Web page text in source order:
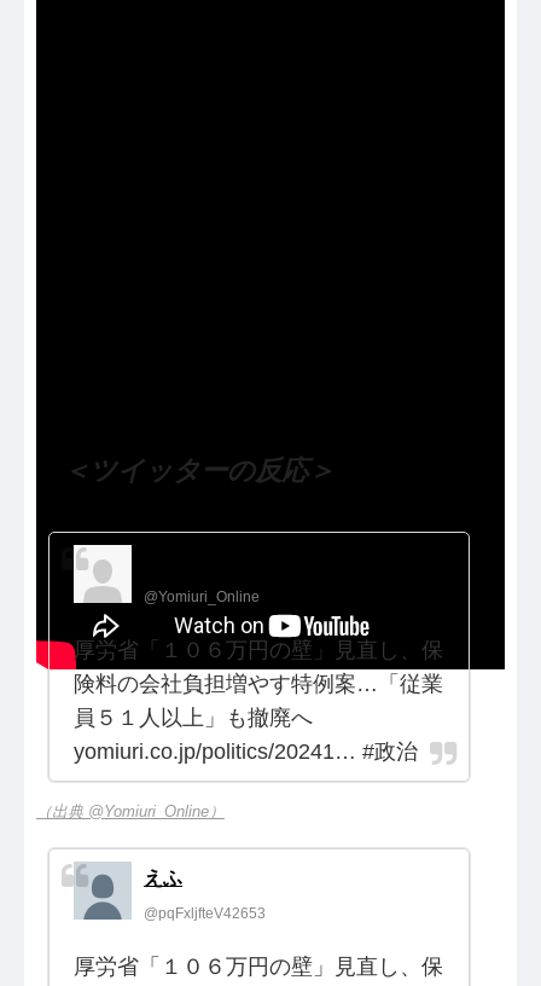
＜ツイッターの反応＞
@Yomiuri_Online
厚労省「１０６万円の壁」見直し、保
険料の会社負担増やす特例案…「従業
員５１人以上」も撤廃へ
yomiuri.co.jp/politics/20241… #政治
（出典 @Yomiuri_Online）
えふ
@pqFxljfteV42653
厚労省「１０６万円の壁」見直し、保